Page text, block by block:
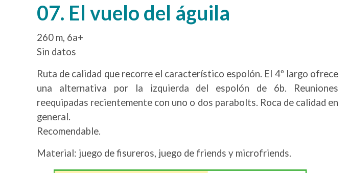
07. El vuelo del águila
260 m, 6a+
Sin datos
Ruta de calidad que recorre el característico espolón. El 4º largo ofrece
una alternativa por la izquierda del espolón de 6b. Reuniones
reequipadas recientemente con uno o dos parabolts. Roca de calidad en
general.
Recomendable.
Material: juego de fisureros, juego de friends y microfriends.